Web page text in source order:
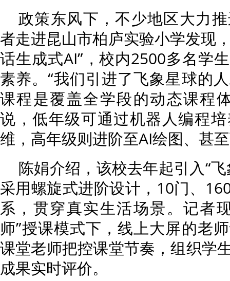
政策东风下，不少地区大力
者走进昆山市柏庐实验小学发现
话生成式AI”，校内2500多名学
素养。“我们引进了飞象星球的
课程是覆盖全学段的动态课程
说，低年级可通过机器人编程
维，高年级则进阶至AI绘图、甚
陈娟介绍，该校去年起引入“
采用螺旋式进阶设计，10门、
系，贯穿真实生活场景。记者
师”授课模式下，线上大屏的老
课堂老师把控课堂节奏，组织学
成果实时评价。